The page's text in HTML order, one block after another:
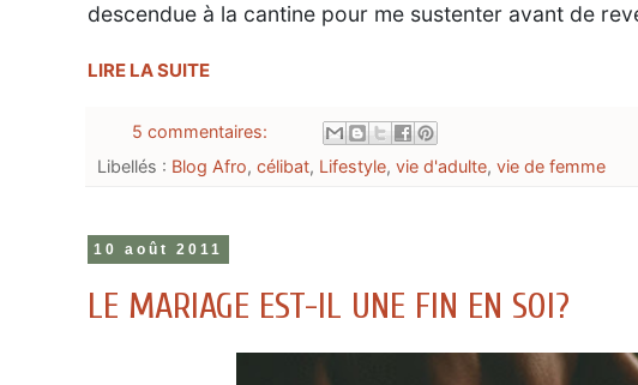
descendue à la cantine pour me sustenter avant de
LIRE LA SUITE
5 commentaires:
Libellés : Blog Afro, célibat, Lifestyle, vie d'adulte, vie de femme
10 août 2011
LE MARIAGE EST-IL UNE FIN EN SOI?